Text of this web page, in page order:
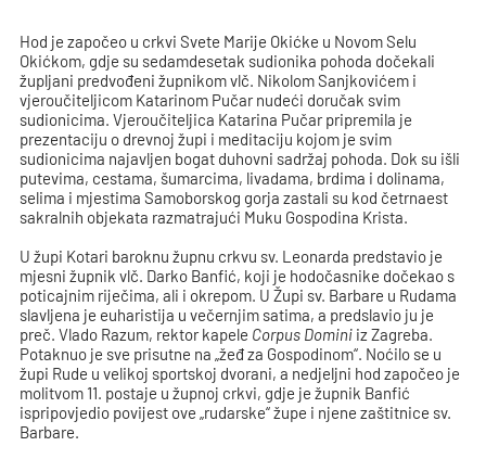
Hod je započeo u crkvi Svete Marije Okićke u Novom Selu
Okićkom, gdje su sedamdesetak sudionika pohoda dočekali
župljani predvođeni župnikom vlč. Nikolom Sanjkovićem i
vjeroučiteljicom Katarinom Pučar nudeći doručak svim
sudionicima. Vjeroučiteljica Katarina Pučar pripremila je
prezentaciju o drevnoj župi i meditaciju kojom je svim
sudionicima najavljen bogat duhovni sadržaj pohoda. Dok su išli
putevima, cestama, šumarcima, livadama, brdima i dolinama,
selima i mjestima Samoborskog gorja zastali su kod četrnaest
sakralnih objekata razmatrajući Muku Gospodina Krista.
U župi Kotari baroknu župnu crkvu sv. Leonarda predstavio je
mjesni župnik vlč. Darko Banfić, koji je hodočasnike dočekao s
poticajnim riječima, ali i okrepom. U Župi sv. Barbare u Rudama
slavljena je euharistija u večernjim satima, a predslavio ju je
preč. Vlado Razum, rektor kapele Corpus Domini iz Zagreba.
Potaknuo je sve prisutne na „žeđ za Gospodinom“. Noćilo se u
župi Rude u velikoj sportskoj dvorani, a nedjeljni hod započeo je
molitvom 11. postaje u župnoj crkvi, gdje je župnik Banfić
ispripovjedio povijest ove „rudarske“ župe i njene zaštitnice sv.
Barbare.